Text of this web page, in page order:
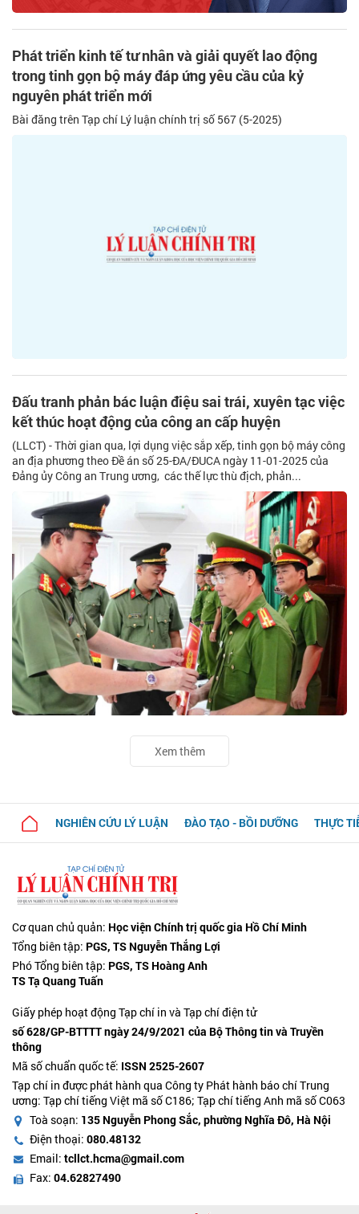
Phát triển kinh tế tư nhân và giải quyết lao động
trong tinh gọn bộ máy đáp ứng yêu cầu của kỷ
nguyên phát triển mới
Bài đăng trên Tạp chí Lý luận chính trị số 567 (5-2025)
Đấu tranh phản bác luận điệu sai trái, xuyên tạc việc
kết thúc hoạt động của công an cấp huyện
(LLCT) - Thời gian qua, lợi dụng việc sắp xếp, tinh gọn bộ máy công
an địa phương theo Đề án số 25-ĐA/ĐUCA ngày 11-01-2025 của
Đảng ủy Công an Trung ương, các thế lực thù địch, phản...
Xem thêm
NGHIÊN CỨU LÝ LUẬN ĐÀO TẠO - BỒI DƯỠNG THỰC
Cơ quan chủ quản: Học viện Chính trị quốc gia Hồ Chí Minh
Tổng biên tập: PGS, TS Nguyễn Thắng Lợi
Phó Tổng biên tập: PGS, TS Hoàng Anh
TS Tạ Quang Tuấn
Giấy phép hoạt động Tạp chí in và Tạp chí điện tử
số 628/GP-BTTTT ngày 24/9/2021 của Bộ Thông tin và Truyền
thông
Mã số chuẩn quốc tế: ISSN 2525-2607
Tạp chí in được phát hành qua Công ty Phát hành báo chí Trung
ương: Tạp chí tiếng Việt mã số C186; Tạp chí tiếng Anh mã số C063
Toà soạn: 135 Nguyễn Phong Sắc, phường Nghĩa Đô, Hà Nội
Điện thoại: 080.48132
Email: tcllct.hcma@gmail.com
Fax: 04.62827490